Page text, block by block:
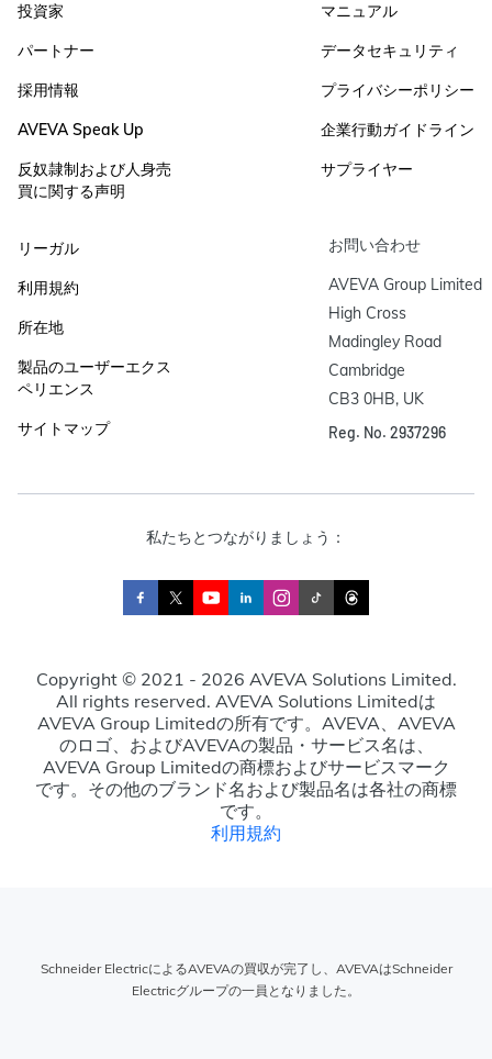
投資家
パートナー
採用情報
AVEVA Speak Up
反奴隷制および人身売
買に関する声明
マニュアル
データセキュリティ
プライバシーポリシー
企業行動ガイドライン
サプライヤー
リーガル
利用規約
所在地
製品のユーザーエクス
ペリエンス
サイトマップ
お問い合わせ
AVEVA Group Limited
High Cross
Madingley Road
Cambridge
CB3 0HB, UK
Reg. No. 2937296
私たちとつながりましょう：
Copyright © 2021 - 2026 AVEVA Solutions Limited.
All rights reserved. AVEVA Solutions Limitedは
AVEVA Group Limitedの所有です。AVEVA、AVEVA
のロゴ、およびAVEVAの製品・サービス名は、
AVEVA Group Limitedの商標およびサービスマーク
です。その他のブランド名および製品名は各社の商標
です。
利用規約
Schneider ElectricによるAVEVAの買収が完了し、AVEVAはSchneider
Electricグループの一員となりました。